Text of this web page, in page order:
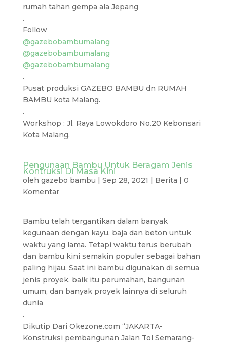
rumah tahan gempa ala Jepang
.
Follow
@gazebobambumalang
@gazebobambumalang
@gazebobambumalang
.
Pusat produksi GAZEBO BAMBU dn RUMAH
BAMBU kota Malang.
.
Workshop : Jl. Raya Lowokdoro No.20 Kebonsari
Kota Malang.
Pengunaan Bambu Untuk Beragam Jenis
Kontruksi Di Masa Kini
oleh gazebo bambu | Sep 28, 2021 | Berita | 0
Komentar
Bambu telah tergantikan dalam banyak
kegunaan dengan kayu, baja dan beton untuk
waktu yang lama. Tetapi waktu terus berubah
dan bambu kini semakin populer sebagai bahan
paling hijau. Saat ini bambu digunakan di semua
jenis proyek, baik itu perumahan, bangunan
umum, dan banyak proyek lainnya di seluruh
dunia
.
Dikutip Dari Okezone.com “JAKARTA-
Konstruksi pembangunan Jalan Tol Semarang-